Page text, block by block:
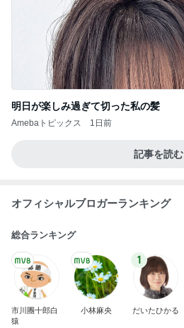
明日が楽しみ過ぎて切った私の髪
Amebaトピックス 1日前
記事を読む
オフィシャルブロガーランキング
総合ランキング
市川團十郎白
猿
小林麻央
1
だいたひかる